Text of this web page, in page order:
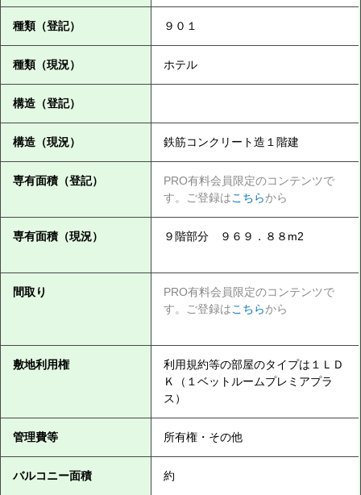
種類（登記） ９０１
種類（現況） ホテル
構造（登記）
構造（現況） 鉄筋コンクリート造１階建
専有面積（登記）
PRO有料会員限定のコンテンツで
す。ご登録はこちらから
専有面積（現況） ９階部分 ９６９．８８m2
間取り
PRO有料会員限定のコンテンツで
す。ご登録はこちらから
敷地利用権
利用規約等の部屋のタイプは１ＬＤ
Ｋ（１ベットルームプレミアプラ
ス）
管理費等 所有権・その他
バルコニー面積 約